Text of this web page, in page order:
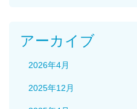
アーカイブ
2026年4月
2025年12月